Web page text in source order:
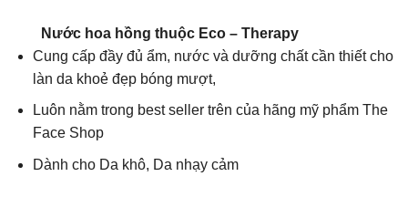
Nước hoa hồng thuộc Eco – Therapy
Cung cấp đầy đủ ẩm, nước và dưỡng chất cần thiết cho
làn da khoẻ đẹp bóng mượt,
Luôn nằm trong best seller trên của hãng mỹ phẩm The
Face Shop
Dành cho Da khô, Da nhạy cảm